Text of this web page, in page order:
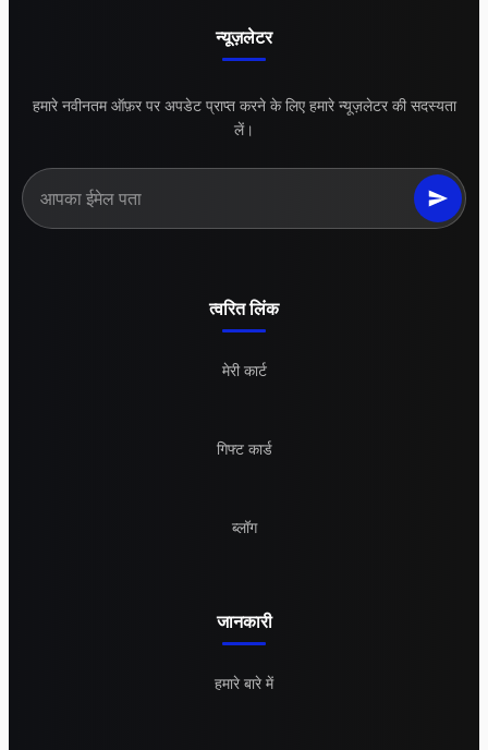
न्यूज़लेटर
हमारे नवीनतम ऑफ़र पर अपडेट प्राप्त करने के लिए हमारे न्यूज़लेटर की सदस्यता
लें।
त्वरित लिंक
मेरी कार्ट
गिफ्ट कार्ड
ब्लॉग
जानकारी
हमारे बारे में